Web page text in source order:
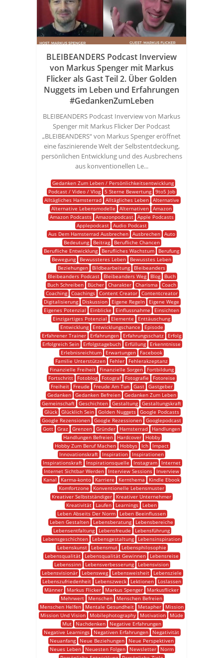
BLEIBEANDERS Podcast Inverview
von Markus Spenger mit Markus
Flicker als Gast Teil 2. Über Golden
Nuggets im Leben und Erfahrungen
#GedankenZumLeben
BLEIBEANDERS Podcast Inverview von Markus
Spenger mit Markus Flicker Der Podcast
„BLEIBEANDERS“ von Markus Spenger eröffnet
eine faszinierende Welt der Selbstentdeckung,
persönlichen Entwicklung und des Ausbrechens
aus konventionellen Le...
Gedanken Zum Leben / Persönlichkeitsentwicklung
Podcast / Video / Vlog
5 Sterne Bewertung
9to5 Job
Alltägliches Hamsterrad
Alltägliches Leben
Alternative
Alternative Lebensmodelle
Alternativen Amazon
Amazon Podcasts
Amazonpodcast
Apple Podcasts
Applepodcast
Audio Podcast
Aus Dem Hamsterrad Ausbrechen
Ausbrechen
Auto
Bedeutung
Beitrag
Berufliche Chancen
Berufliche Entwicklung
Berufliches Wachstum
Berufung
Bewegung
Bewussteres Leben
Bewusstes Leben
Beziehungen
Bildbearbeitung
Bleibeanders
Bleibeanders Podcast
Bleibeanders Weg Blog
Buch
Buch Schreiben
Bücher Charakter Charisma
Coach
Coaching
Coachings Content Creator
Contentcreator
Digitalisierung
Diskussion Eigene Regeln
Eigene Wege
Eigenes Potenzial
Einblicke Einflussnahme
Einsichten
Einzigartiges Potenzial
Elemente
Enttäuschung
Entwicklung
Entwicklungschance
Episode
Erfahrener Trainer
Erfahrungen Erfahrungsschatz
Erfolg
Erfolgreich Sein
Erfolgstagebuch Erfüllung
Erkenntnisse
Erlebnisreichtum
Erwartungen
Facebook
Familie Unterstützen
Fehler
Fehlerakzeptanz
Finanzielle Freiheit
Finanzielle Sorgen
Fortbildung
Fortschritt
Fotoblog Fotograf Fotografie
Fotoreise
Freiheit
Freude Freude Am Tun Gast
Gastgeber
Gedanken
Gedanken Befreien
Gedanken Zum Leben
Gemeinschaft Geschichten Gestaltung Gestaltungskraft
Glück
Glücklich Sein Golden Nuggets
Google Podcasts
Google Rezensionen Google Rezessionen Googlepodcast
Gott Graz Grenzen Gründer Hamsterrad
Handlungen
Handlungen Befreien
Hardcover
Hobby
Hobby Zum Beruf Machen
Hobbys Ich
Impact
Innovationskraft
Inspiration
Inspirationen
Inspirationskraft
Inspirationsquelle Instagram
Internet
Internet Sichtbar Werden
Interview Sessions
Inverview
Kanal
Karma-konto Karriere Kernthema
Kindle Ebook
Komfortzone
Konventionelle Lebensmuster
Kreativer Selbstständiger
Kreativer Unternehmer
Kreativität
Laufen Learnings
Leben
Leben Abseits Der Norm
Leben Beeinflussen
Leben Gestalten
Lebensberatung
Lebensbereiche
Lebensentfaltung
Lebensfreude
Lebensführung
Lebensgeschichten
Lebensgestaltung
Lebensinspiration
Lebenskunst
Lebensmut
Lebensphilosophie
Lebensqualität
Lebensqualität Gewinnen
Lebensreise
Lebenssinn
Lebensverbesserung
Lebensvision
Lebensvisionär
Lebensweg Lebensweisheit
Lebensziele
Lebenszufriedenheit
Lebenszweck Lektionen
Loslassen
Männer
Markus Flicker Markus Spenger
Markusflicker
Mehrwert
Menschen
Menschen Befreien
Menschen Helfen
Mentale Gesundheit Metapher
Mission
Mission Und Vision
Mobilephotography Motivation
Müde
Mut
Nachdenken
Negative Erfahrungen
Negative Learnings
Negativen Erfahrungen
Negativität
Neuanfang
Neue Beziehungen
Neue Perspektiven
Neues Leben
Neuesten Folgen Newsletter
Norm